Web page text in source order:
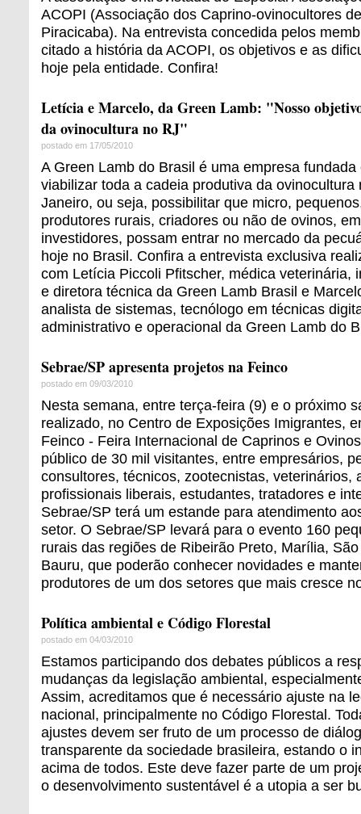
ACOPI (Associação dos Caprino-ovinocultores
Piracicaba). Na entrevista concedida pelos
citado a história da ACOPI, os objetivos e as
hoje pela entidade. Confira!
Letícia e Marcelo, da Green Lamb: "Nosso
da ovinocultura no RJ"
postado em 17/05/2010
A Green Lamb do Brasil é uma empresa
viabilizar toda a cadeia produtiva da ovinocultura
Janeiro, ou seja, possibilitar que micro,
produtores rurais, criadores ou não de ovinos,
investidores, possam entrar no mercado da
hoje no Brasil. Confira a entrevista exclusiva
com Letícia Piccoli Pfitscher, médica veterinária,
e diretora técnica da Green Lamb Brasil e
analista de sistemas, tecnólogo em técnicas
administrativo e operacional da Green Lamb do
Sebrae/SP apresenta projetos na Feinco
postado em 09/03/2010
Nesta semana, entre terça-feira (9) e o próximo
realizado, no Centro de Exposições Imigrantes,
Feinco - Feira Internacional de Caprinos e
público de 30 mil visitantes, entre empresários,
consultores, técnicos, zootecnistas, veterinários,
profissionais liberais, estudantes, tratadores e
Sebrae/SP terá um estande para atendimento
setor. O Sebrae/SP levará para o evento 160
rurais das regiões de Ribeirão Preto, Marília,
Bauru, que poderão conhecer novidades e
produtores de um dos setores que mais cresce
Política ambiental e Código Florestal
postado em 04/03/2010
Estamos participando dos debates públicos a
mudanças da legislação ambiental,
Assim, acreditamos que é necessário ajuste na
nacional, principalmente no Código Florestal.
ajustes devem ser fruto de um processo de
transparente da sociedade brasileira, estando o
acima de todos. Este deve fazer parte de um
o desenvolvimento sustentável é a utopia a ser